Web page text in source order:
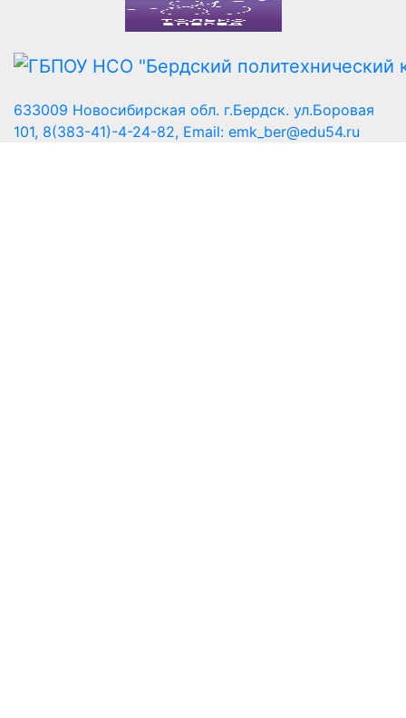
633009 Новосибирская обл. г.Бердск. ул.Боровая
101, 8(383-41)-4-24-82, Email: emk_ber@edu54.ru